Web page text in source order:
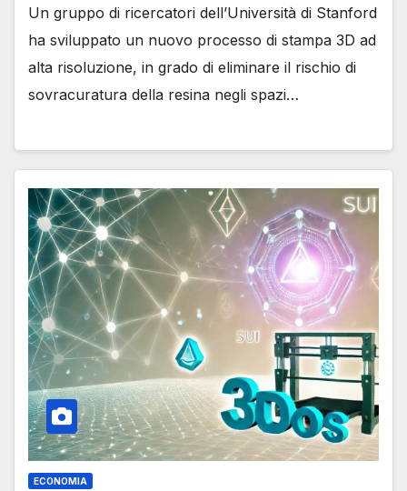
Un gruppo di ricercatori dell’Università di Stanford
ha sviluppato un nuovo processo di stampa 3D ad
alta risoluzione, in grado di eliminare il rischio di
sovracuratura della resina negli spazi…
ECONOMIA